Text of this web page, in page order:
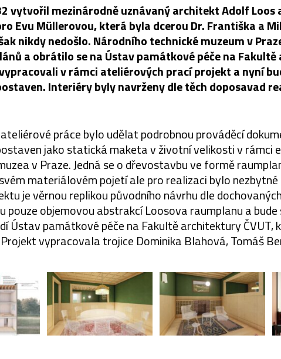
vytvořil mezinárodně uznávaný architekt Adolf
Evu Müllerovou, která byla dcerou Dr. Františka a
nikdy nedošlo. Národního technické muzeum v
a obrátilo se na Ústav památkové péče na
v rámci ateliérových prací projekt a nyní
Interiéry byly navrženy dle těch doposavad
práce bylo udělat podrobnou prováděcí
jako statická maketa v životní velikosti v rámci
v Praze. Jedná se o dřevostavbu ve formě
materiálovém pojetí ale pro realizaci bylo
je věrnou replikou původního návrhu dle
pouze objemovou abstrakcí Loosova raumplanu a
Ústav památkové péče na Fakultě architektury
vypracovala trojice Dominika Blahová, Tomáš